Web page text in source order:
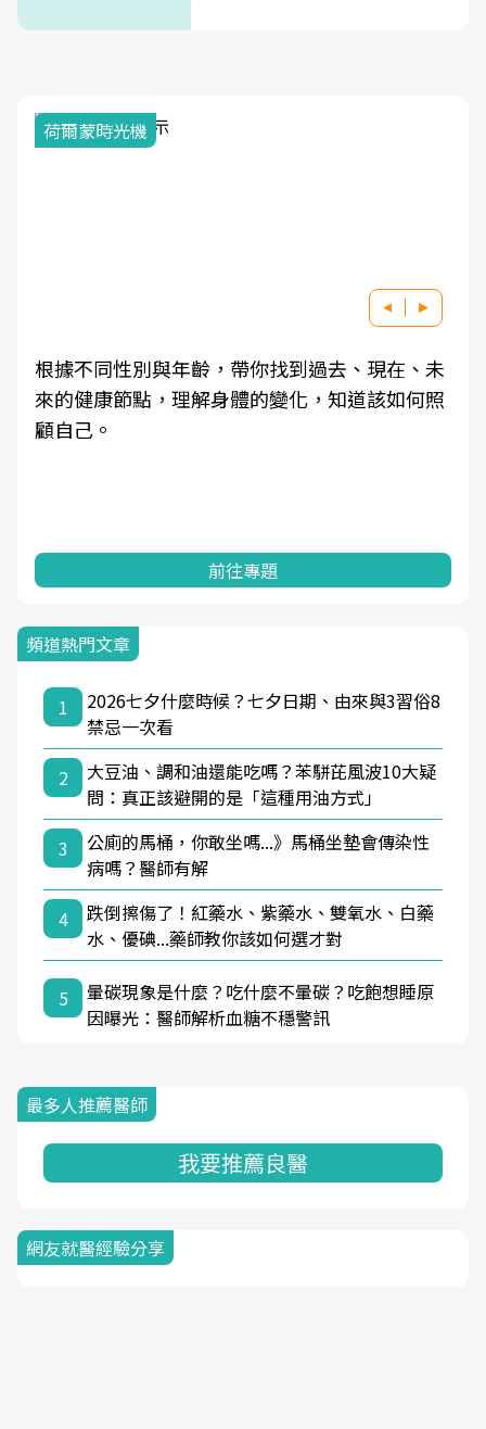
荷爾蒙時光機
根據不同性別與年齡，帶你找到過去、現在、未
來的健康節點，理解身體的變化，知道該如何照
顧自己。
前往專題
頻道熱門文章
1
2026七夕什麼時候？七夕日期、由來與3習俗8
禁忌一次看
2
大豆油、調和油還能吃嗎？苯駢芘風波10大疑
問：真正該避開的是「這種用油方式」
3
公廁的馬桶，你敢坐嗎...》馬桶坐墊會傳染性
病嗎？醫師有解
4
跌倒擦傷了！紅藥水、紫藥水、雙氧水、白藥
水、優碘...藥師教你該如何選才對
5
暈碳現象是什麼？吃什麼不暈碳？吃飽想睡原
因曝光：醫師解析血糖不穩警訊
最多人推薦醫師
我要推薦良醫
網友就醫經驗分享